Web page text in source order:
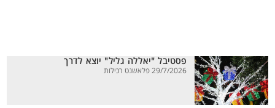
פסטיבל "יאללה גליל" יוצא לדרך
29/7/2026 פלאשנט רכילות